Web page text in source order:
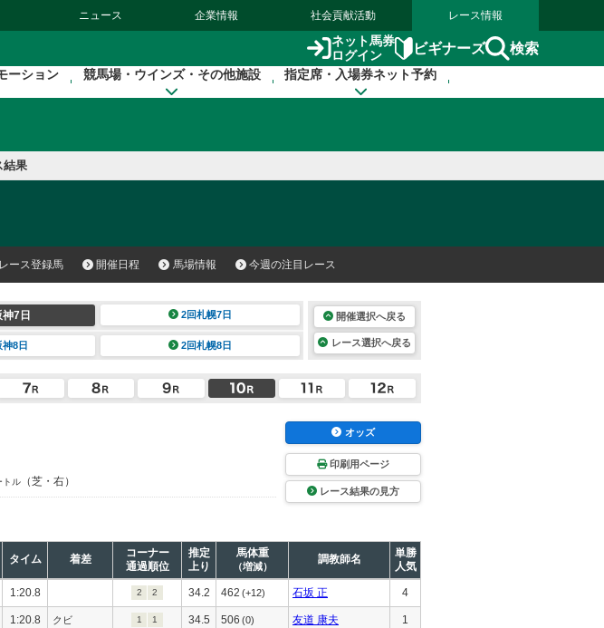
ニュース 企業情報 社会貢献活動 レース情報
ネット馬券
ログイン
ビギナーズ 検索
ーション 競馬場・ウインズ・その他施設 指定席・入場券ネット予約
結果
ース登録馬 開催日程 馬場情報 今週の注目レース
神7日 2回札幌7日
神8日 2回札幌8日
開催選択へ戻る
レース選択へ戻る
トル （芝・右）
オッズ
印刷用ページ
レース結果の見方
タイム 着差
コーナー
通過順位
推定
上り
馬体重
（増減）
調教師名
単勝
人気
1:20.8 2 2 34.2 462 (+12) 石坂 正 4
1:20.8 クビ 1 1 34.5 506 (0) 友道 康夫 1